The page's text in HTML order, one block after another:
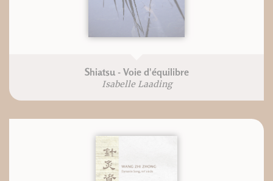
Shiatsu - Voie d'équilibre
Isabelle Laading